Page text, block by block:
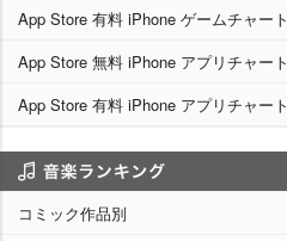
App Store 有料 iPhone ゲームチャート
App Store 無料 iPhone アプリチャート
App Store 有料 iPhone アプリチャート
コミック作品別